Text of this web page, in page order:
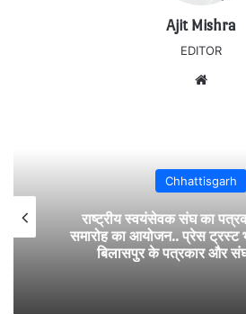
Ajit Mishra
EDITOR
संघ का पत्रकार होली मिलन
प्रेस ट्रस्ट भवन में एकजुट हुए
के पत्रकार और संघ के सदस्य..